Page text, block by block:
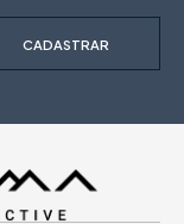
CADASTRAR